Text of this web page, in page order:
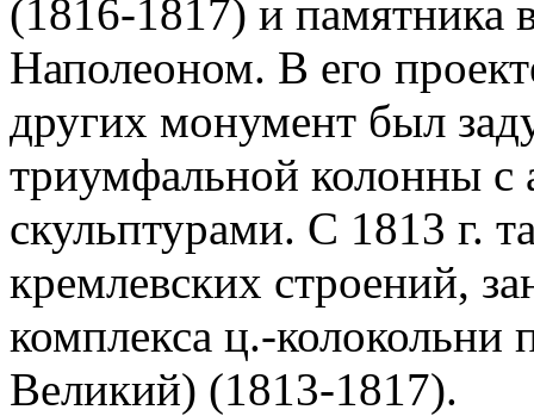
(1816-1817) и памятника
Наполеоном. В его
других монумент был
триумфальной колонны с
скульптурами. С 1813 г.
кремлевских строений,
комплекса ц.-
Великий) (1813-1817).